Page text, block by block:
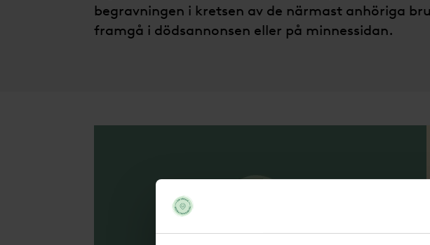
begravningen i kretsen av de närmast anhöriga
framgå i dödsannonsen eller på minnessidan.